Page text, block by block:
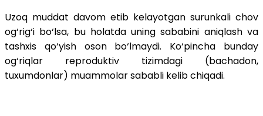
Uzoq muddat davom etib kelayotgan surunkali chov
og‘rig‘i bo‘lsa, bu holatda uning sababini aniqlash va
tashxis qo‘yish oson bo‘lmaydi. Ko‘pincha bunday
og‘riqlar reproduktiv tizimdagi (bachadon,
tuxumdonlar) muammolar sababli kelib chiqadi.